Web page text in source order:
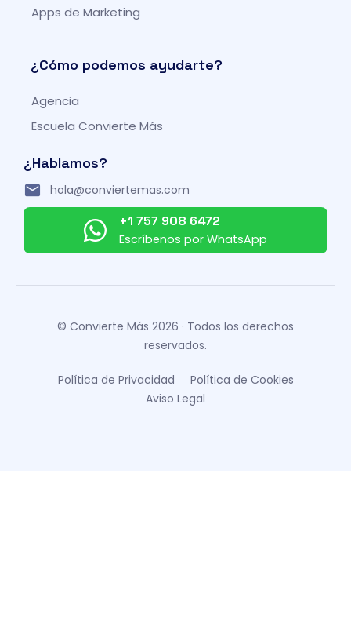
Apps de Marketing
¿Cómo podemos ayudarte?
Agencia
Escuela Convierte Más
¿Hablamos?
hola@conviertemas.com
+1 757 908 6472
Escríbenos por WhatsApp
© Convierte Más 2026 · Todos los derechos
reservados.
Política de Privacidad
Política de Cookies
Aviso Legal